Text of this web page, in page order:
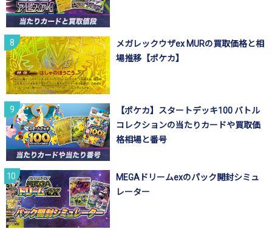
メガレックウザex MURの買取価格と相
場推移【ポケカ】
【ポケカ】スタートデッキ100 バトル
コレクションの当たりカードや買取価
格相場と番号
MEGAドリームexのパック開封シミュ
レーター